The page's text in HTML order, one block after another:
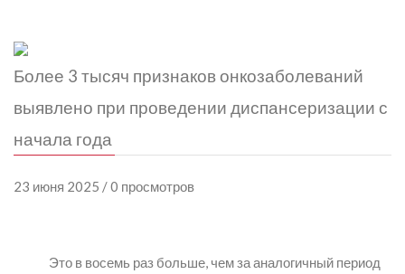
Более 3 тысяч признаков онкозаболеваний
выявлено при проведении диспансеризации с
начала года
23 июня 2025 / 0 просмотров
Это в восемь раз больше, чем за аналогичный период